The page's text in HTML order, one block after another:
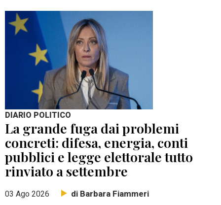
DIARIO POLITICO
La grande fuga dai problemi
concreti: difesa, energia, conti
pubblici e legge elettorale tutto
rinviato a settembre
03 Ago 2026 di Barbara Fiammeri